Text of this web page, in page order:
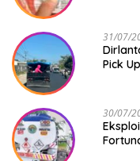
31/07/
Pick
30/07/